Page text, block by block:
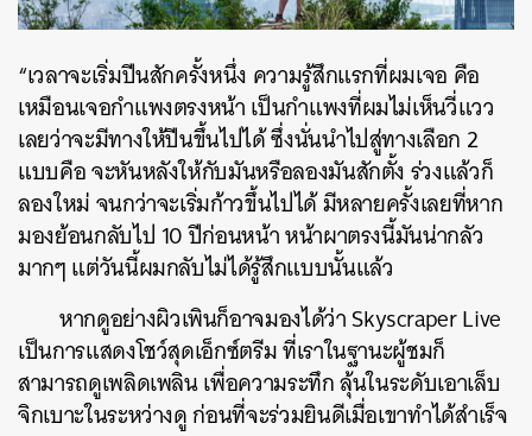
“เวลาจะเริ่มปีนสักครั้งหนึ่ง ความรู้สึกแรกที่ผมเจอ คือ
เหมือนเจอกำแพงตรงหน้า เป็นกำแพงที่ผมไม่เห็นวี่แวว
เลยว่าจะมีทางให้ปีนขึ้นไปได้ ซึ่งนั่นนำไปสู่ทางเลือก 2
แบบคือ จะหันหลังให้กับมันหรือลองมันสักตั้ง ร่วงแล้วก็
ลองใหม่ จนกว่าจะเริ่มก้าวขึ้นไปได้ มีหลายครั้งเลยที่หาก
มองย้อนกลับไป 10 ปีก่อนหน้า หน้าผาตรงนี้มันน่ากลัว
มากๆ แต่วันนี้ผมกลับไม่ได้รู้สึกแบบนั้นแล้ว
หากดูอย่างผิวเพินก็อาจมองได้ว่า Skyscraper Live
เป็นการแสดงโชว์สุดเอ็กซ์ตรีม ที่เราในฐานะผู้ชมก็
สามารถดูเพลิดเพลิน เพื่อความระทึก ลุ้นในระดับเอาเล็บ
จิกเบาะในระหว่างดู ก่อนที่จะร่วมยินดีเมื่อเขาทำได้สำเร็จ